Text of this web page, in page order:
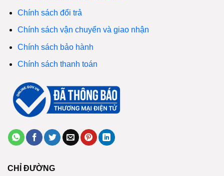
Chính sách đổi trả
Chính sách vận chuyển và giao nhận
Chính sách bảo hành
Chính sách thanh toán
CHỈ ĐƯỜNG